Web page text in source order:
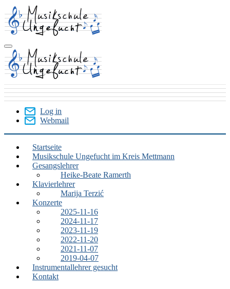
Skip
to
main
content
User
Menu
Log in
Webmail
Mettmann
(Kreis)
Startseite
Musikschule Ungefucht im Kreis Mettmann
Gesangslehrer
Heike-Beate Ramerth
Klavierlehrer
Marija Terzić
Konzerte
2025-11-16
2024-11-17
2023-11-19
2022-11-20
2021-11-07
2019-04-07
Instrumentallehrer gesucht
Kontakt